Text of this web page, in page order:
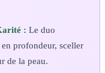
: Le duo
profondeur, sceller
de la peau.